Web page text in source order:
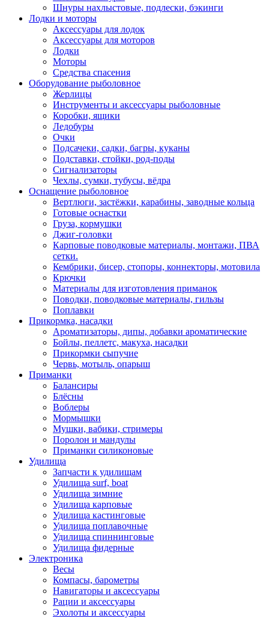
Шнуры нахлыстовые, подлески, бэкинги
Лодки и моторы
Аксессуары для лодок
Аксессуары для моторов
Лодки
Моторы
Средства спасения
Оборудование рыболовное
Жерлицы
Инструменты и аксессуары рыболовные
Коробки, ящики
Ледобуры
Очки
Подсачеки, садки, багры, куканы
Подставки, стойки, род-поды
Сигнализаторы
Чехлы, сумки, тубусы, вёдра
Оснащение рыболовное
Вертлюги, застёжки, карабины, заводные кольца
Готовые оснастки
Груза, кормушки
Джиг-головки
Карповые поводковые материалы, монтажи, ПВА
сетки.
Кембрики, бисер, стопоры, коннекторы, мотовила
Крючки
Материалы для изготовления приманок
Поводки, поводковые материалы, гильзы
Поплавки
Прикормка, насадки
Ароматизаторы, дипы, добавки ароматические
Бойлы, пеллетс, макуха, насадки
Прикормки сыпучие
Червь, мотыль, опарыш
Приманки
Балансиры
Блёсны
Воблеры
Мормышки
Мушки, вабики, стримеры
Поролон и мандулы
Приманки силиконовые
Удилища
Запчасти к удилищам
Удилища surf, boat
Удилища зимние
Удилища карповые
Удилища кастинговые
Удилища поплавочные
Удилища спиннинговые
Удилища фидерные
Электроника
Весы
Компасы, барометры
Навигаторы и аксессуары
Рации и аксессуары
Эхолоты и аксессуары